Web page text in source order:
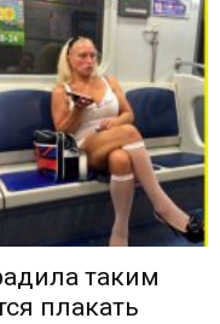
таким
плакать